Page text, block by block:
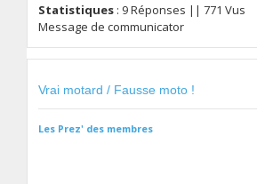
Statistiques : 9 Réponses || 771 Vus
Message de communicator
Vrai motard / Fausse moto !
Les Prez' des membres